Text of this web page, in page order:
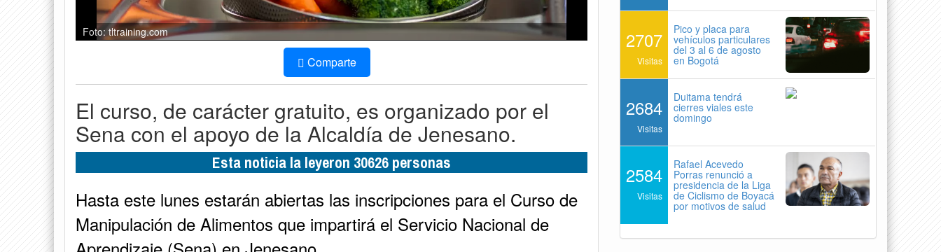
Foto: tltraining.com
Comparte
El curso, de carácter gratuito, es organizado por el
Sena con el apoyo de la Alcaldía de Jenesano.
Esta noticia la leyeron 30626 personas
Hasta este lunes estarán abiertas las inscripciones para el Curso de
Manipulación de Alimentos que impartirá el Servicio Nacional de
2707
Visitas
Pico y placa para
vehículos particulares
del 3 al 6 de agosto
en Bogotá
2684
Visitas
Duitama tendrá
cierres viales este
domingo
2584
Visitas
Rafael Acevedo
Porras renunció a
presidencia de la Liga
de Ciclismo de Boyacá
por motivos de salud